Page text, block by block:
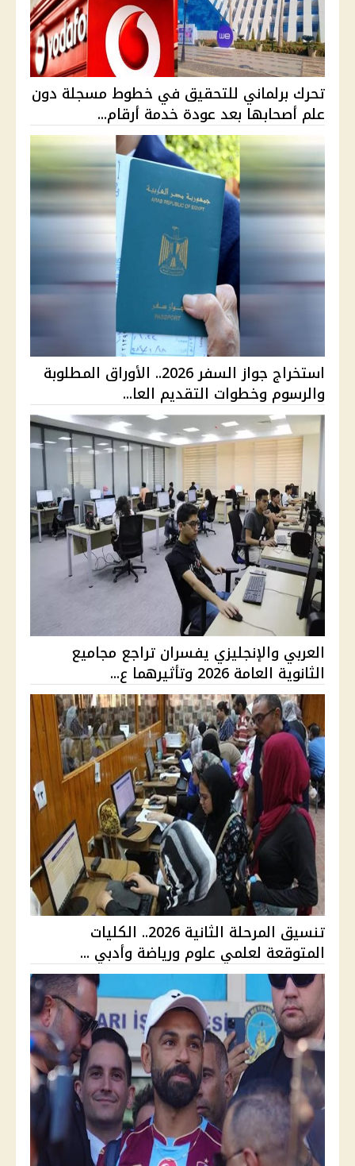
تحرك برلماني للتحقيق في خطوط مسجلة دون
علم أصحابها بعد عودة خدمة أرقام...
استخراج جواز السفر 2026.. الأوراق المطلوبة
والرسوم وخطوات التقديم العا...
العربي والإنجليزي يفسران تراجع مجاميع
الثانوية العامة 2026 وتأثيرهما ع...
تنسيق المرحلة الثانية 2026.. الكليات
المتوقعة لعلمي علوم ورياضة وأدبي ...